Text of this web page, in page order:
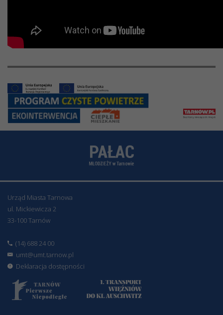
Urząd Miasta Tarnowa
ul. Mickiewicza 2
33-100 Tarnów
(14) 688 24 00
umt@umt.tarnow.pl
Deklaracja dostępności